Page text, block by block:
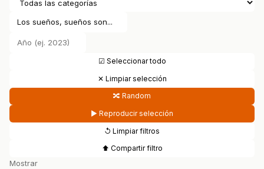
☑ Seleccionar todo
✕ Limpiar selección
🔀 Random
▶ Reproducir selección
↺ Limpiar filtros
⬆ Compartir filtro
Mostrar